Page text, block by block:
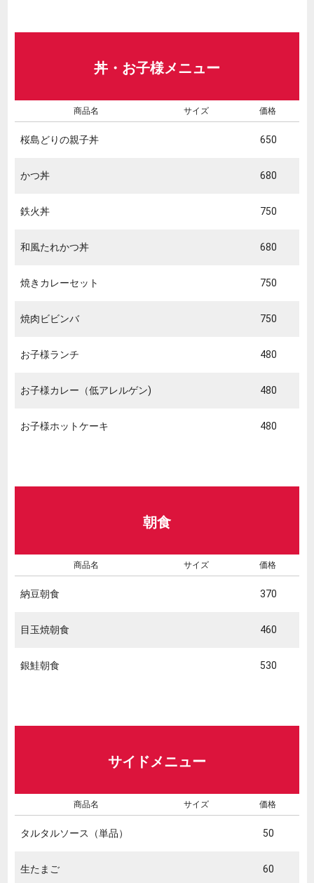
丼・お子様メニュー
商品名 サイズ 価格
桜島どりの親子丼 650
かつ丼 680
鉄火丼 750
和風たれかつ丼 680
焼きカレーセット 750
焼肉ビビンバ 750
お子様ランチ 480
お子様カレー（低アレルゲン) 480
お子様ホットケーキ 480
朝食
商品名 サイズ 価格
納豆朝食 370
目玉焼朝食 460
銀鮭朝食 530
サイドメニュー
商品名 サイズ 価格
タルタルソース（単品） 50
生たまご 60